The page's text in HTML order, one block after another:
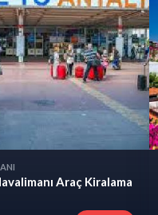
Araç Kiralama